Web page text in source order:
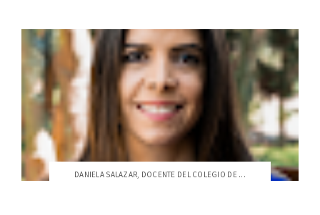
DANIELA SALAZAR, DOCENTE DEL COLEGIO DE ...